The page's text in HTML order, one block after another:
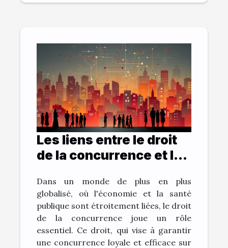
Les liens entre le droit
de la concurrence et la
Dans un monde de plus en plus
globalisé, où l'économie et la santé
publique sont étroitement liées, le droit
de la concurrence joue un rôle
essentiel. Ce droit, qui vise à garantir
une concurrence loyale et efficace sur